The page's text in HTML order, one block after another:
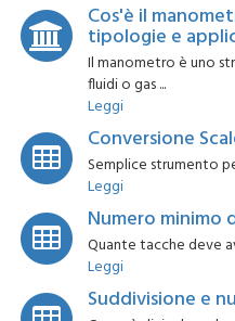
Cos'è il
tipologie e
Il manometro è uno
fluidi o gas ...
Leggi
Conversione
Semplice strumento
Leggi
Numero minimo
Quante tacche deve
Leggi
Suddivisione e